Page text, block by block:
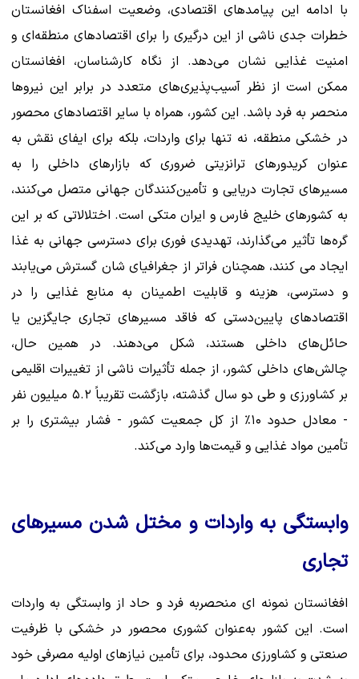
با ادامه این پیامدهای اقتصادی، وضعیت اسفناک افغانستان
خطرات جدی ناشی از این درگیری را برای اقتصادهای منطقه‌ای و
امنیت غذایی نشان می‌دهد. از نگاه کارشناسان، افغانستان
ممکن است از نظر آسیب‌پذیری‌های متعدد در برابر این نیروها
منحصر به فرد باشد. این کشور، همراه با سایر اقتصادهای محصور
در خشکی منطقه‌، نه تنها برای واردات، بلکه برای ایفای نقش به
عنوان کریدورهای ترانزیتی ضروری که بازارهای داخلی را به
مسیرهای تجارت دریایی و تأمین‌کنندگان جهانی متصل می‌کنند،
به کشورهای خلیج فارس و ایران متکی است. اختلالاتی که بر این
گره‌ها تأثیر می‌گذارند، تهدیدی فوری برای دسترسی جهانی به غذا
ایجاد می کنند، همچنان فراتر از جغرافیای شان گسترش می‌یابند
و دسترسی، هزینه و قابلیت اطمینان به منابع غذایی را در
اقتصادهای پایین‌دستی که فاقد مسیرهای تجاری جایگزین یا
حائل‌های داخلی هستند، شکل می‌دهند. در همین حال،
چالش‌های داخلی کشور، از جمله تأثیرات ناشی از تغییرات اقلیمی
بر کشاورزی و طی دو سال گذشته، بازگشت تقریباً ۵.۲ میلیون نفر
- معادل حدود ۱۰٪ از کل جمعیت کشور - فشار بیشتری را بر
تأمین مواد غذایی و قیمت‌ها وارد می‌کند.
وابستگی به واردات و مختل شدن مسیرهای
تجاری
افغانستان نمونه ‌ای منحصربه فرد و حاد از وابستگی به واردات
است. این کشور به‌عنوان کشوری محصور در خشکی با ظرفیت
صنعتی و کشاورزی محدود، برای تأمین نیازهای اولیه مصرفی خود